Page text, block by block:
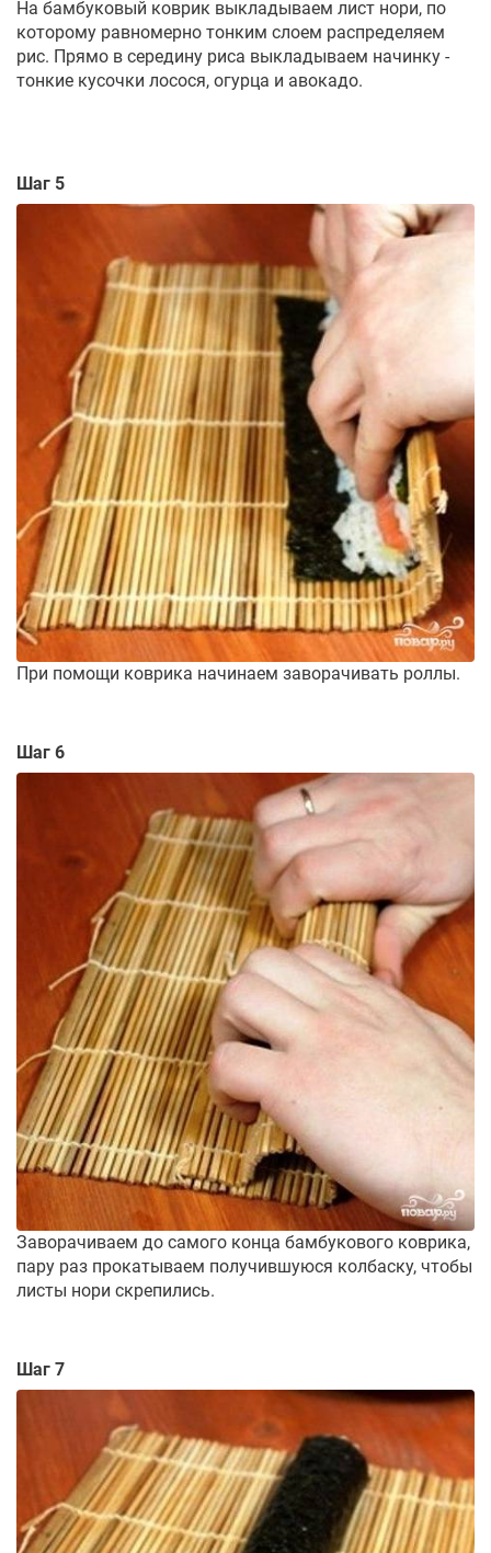
На бамбуковый коврик выкладываем лист нори, по
которому равномерно тонким слоем распределяем
рис. Прямо в середину риса выкладываем начинку -
тонкие кусочки лосося, огурца и авокадо.
Шаг 5
При помощи коврика начинаем заворачивать роллы.
Шаг 6
Заворачиваем до самого конца бамбукового коврика,
пару раз прокатываем получившуюся колбаску, чтобы
листы нори скрепились.
Шаг 7